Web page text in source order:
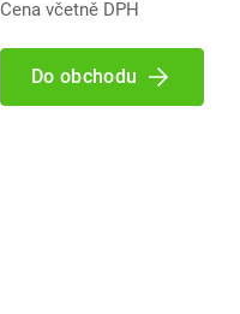
Cena včetně DPH
Do obchodu